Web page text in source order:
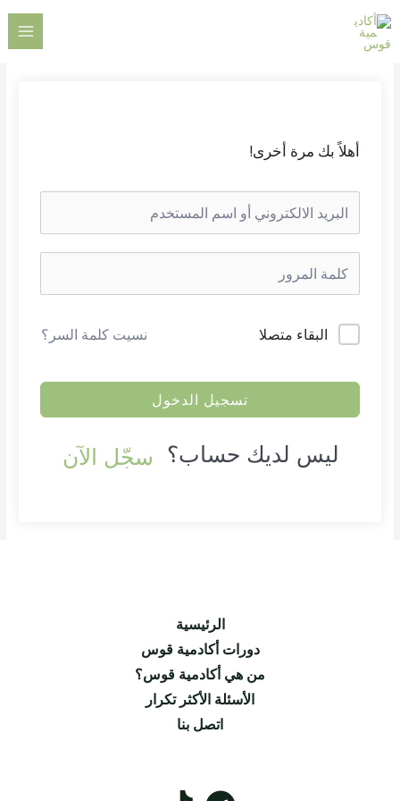
تخطي
إلى
المحتوى
أهلاً بك مرة أخرى!
البقاء متصلا نسيت كلمة السر؟
تسجيل الدخول
ليس لديك حساب؟ سجّل الآن
الرئيسية
دورات أكادمية قوس
من هي أكادمية قوس؟
الأسئلة الأكثر تكرار
اتصل بنا